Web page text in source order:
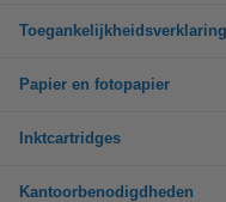
Toegankelijkheidsverklaring
Papier en fotopapier
Inktcartridges
Kantoorbenodigdheden